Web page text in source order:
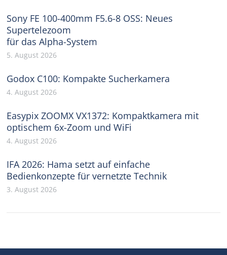
Sony FE 100-400mm F5.6-8 OSS: Neues
Supertelezoom
für das Alpha-System
5. August 2026
Godox C100: Kompakte Sucherkamera
4. August 2026
Easypix ZOOMX VX1372: Kompaktkamera mit
optischem 6x-Zoom und WiFi
4. August 2026
IFA 2026: Hama setzt auf einfache
Bedienkonzepte für vernetzte Technik
3. August 2026